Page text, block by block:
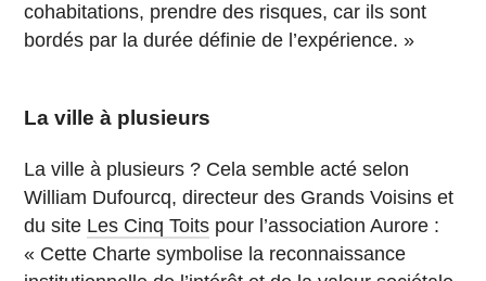
cohabitations, prendre des risques, car ils sont
bordés par la durée définie de l’expérience. »
La ville à plusieurs
La ville à plusieurs ? Cela semble acté selon
William Dufourcq, directeur des Grands Voisins et
du site Les Cinq Toits pour l’association Aurore :
« Cette Charte symbolise la reconnaissance